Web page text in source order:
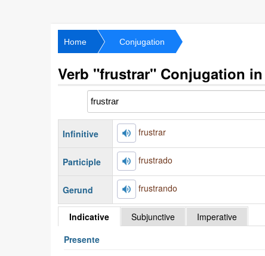
Home Conjugation
Verb "frustrar" Conjugation
Infinitive frustrar
Participle frustrado
Gerund frustrando
Indicative Subjunctive
Imperative
Presente